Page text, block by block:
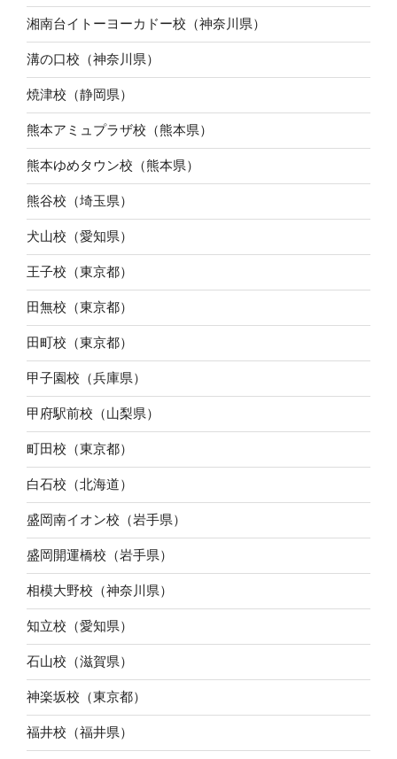
湘南台イトーヨーカドー校（神奈川県）
溝の口校（神奈川県）
焼津校（静岡県）
熊本アミュプラザ校（熊本県）
熊本ゆめタウン校（熊本県）
熊谷校（埼玉県）
犬山校（愛知県）
王子校（東京都）
田無校（東京都）
田町校（東京都）
甲子園校（兵庫県）
甲府駅前校（山梨県）
町田校（東京都）
白石校（北海道）
盛岡南イオン校（岩手県）
盛岡開運橋校（岩手県）
相模大野校（神奈川県）
知立校（愛知県）
石山校（滋賀県）
神楽坂校（東京都）
福井校（福井県）